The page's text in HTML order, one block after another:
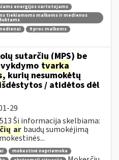
energijos vartotojams
tiekiamoms malkoms ir medienos
9 proc malkoms
sutarčių (MPS) be
vykdymo tvarka
, kurių nesumokėtų
/ atidėtos dėl
29
Ši informacija skelbiama:
ar baudų sumokėjimą
mokestinė nepriemoka